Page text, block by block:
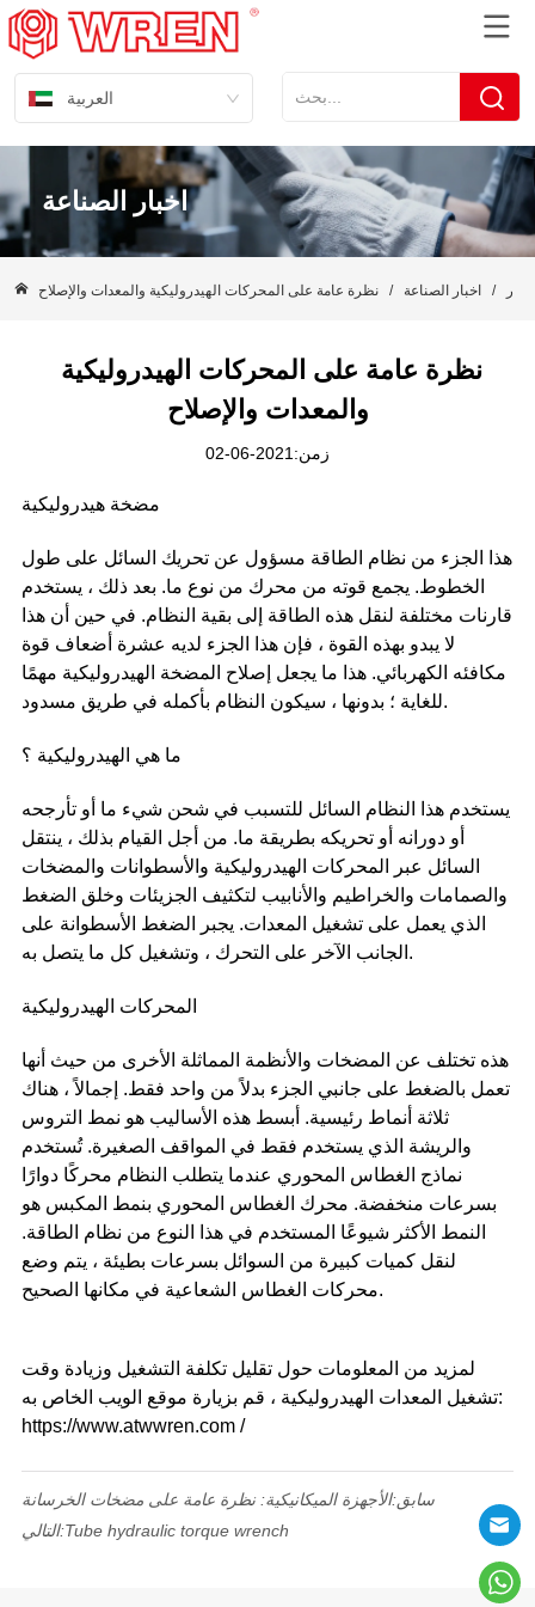
العربية
اخبار الصناعة
/ اخبار الصناعة / نظرة عامة على المحركات الهيدروليكية والمعدات والإصلاح
والمعدات والإصلاح
زمن:2021-06-02
مضخة هيدروليكية
هذا الجزء من نظام الطاقة مسؤول عن تحريك السائل على طول
الخطوط. يجمع قوته من محرك من نوع ما. بعد ذلك ، يستخدم
قارنات مختلفة لنقل هذه الطاقة إلى بقية النظام. في حين أن هذا
لا يبدو بهذه القوة ، فإن هذا الجزء لديه عشرة أضعاف قوة
مكافئه الكهربائي. هذا ما يجعل إصلاح المضخة الهيدروليكية مهمًا
للغاية ؛ بدونها ، سيكون النظام بأكمله في طريق مسدود.
ما هي الهيدروليكية ؟
يستخدم هذا النظام السائل للتسبب في شحن شيء ما أو تأرجحه
أو دورانه أو تحريكه بطريقة ما. من أجل القيام بذلك ، ينتقل
السائل عبر المحركات الهيدروليكية والأسطوانات والمضخات
والصمامات والخراطيم والأنابيب لتكثيف الجزيئات وخلق الضغط
الذي يعمل على تشغيل المعدات. يجبر الضغط الأسطوانة على
الجانب الآخر على التحرك ، وتشغيل كل ما يتصل به.
المحركات الهيدروليكية
هذه تختلف عن المضخات والأنظمة المماثلة الأخرى من حيث أنها
تعمل بالضغط على جانبي الجزء بدلاً من واحد فقط. إجمالاً ، هناك
ثلاثة أنماط رئيسية. أبسط هذه الأساليب هو نمط التروس
والريشة الذي يستخدم فقط في المواقف الصغيرة. تُستخدم
نماذج الغطاس المحوري عندما يتطلب النظام محركًا دوارًا
بسرعات منخفضة. محرك الغطاس المحوري بنمط المكبس هو
النمط الأكثر شيوعًا المستخدم في هذا النوع من نظام الطاقة.
لنقل كميات كبيرة من السوائل بسرعات بطيئة ، يتم وضع
محركات الغطاس الشعاعية في مكانها الصحيح.
لمزيد من المعلومات حول تقليل تكلفة التشغيل وزيادة وقت
تشغيل المعدات الهيدروليكية ، قم بزيارة موقع الويب الخاص به:
https://www.atwwren.com /
سابق:الأجهزة الميكانيكية: نظرة عامة على مضخات الخرسانة
التالي:Tube hydraulic torque wrench